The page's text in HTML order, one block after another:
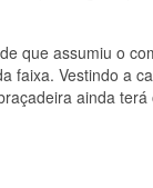
que assumiu o
faixa. Vestindo a
ainda terá